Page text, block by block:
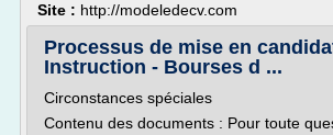
Site : http://modeledecv.com
Processus de mise en
Instruction - Bourses d ...
Circonstances spéciales
Contenu des documents : Pour toute